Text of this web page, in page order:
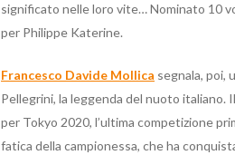
significato nelle loro vite… Nominato 10
per Philippe Katerine.
Francesco Davide Mollica segnala, poi,
Pellegrini, la leggenda del nuoto italiano.
per Tokyo 2020, l’ultima competizione
fatica della campionessa, che ha